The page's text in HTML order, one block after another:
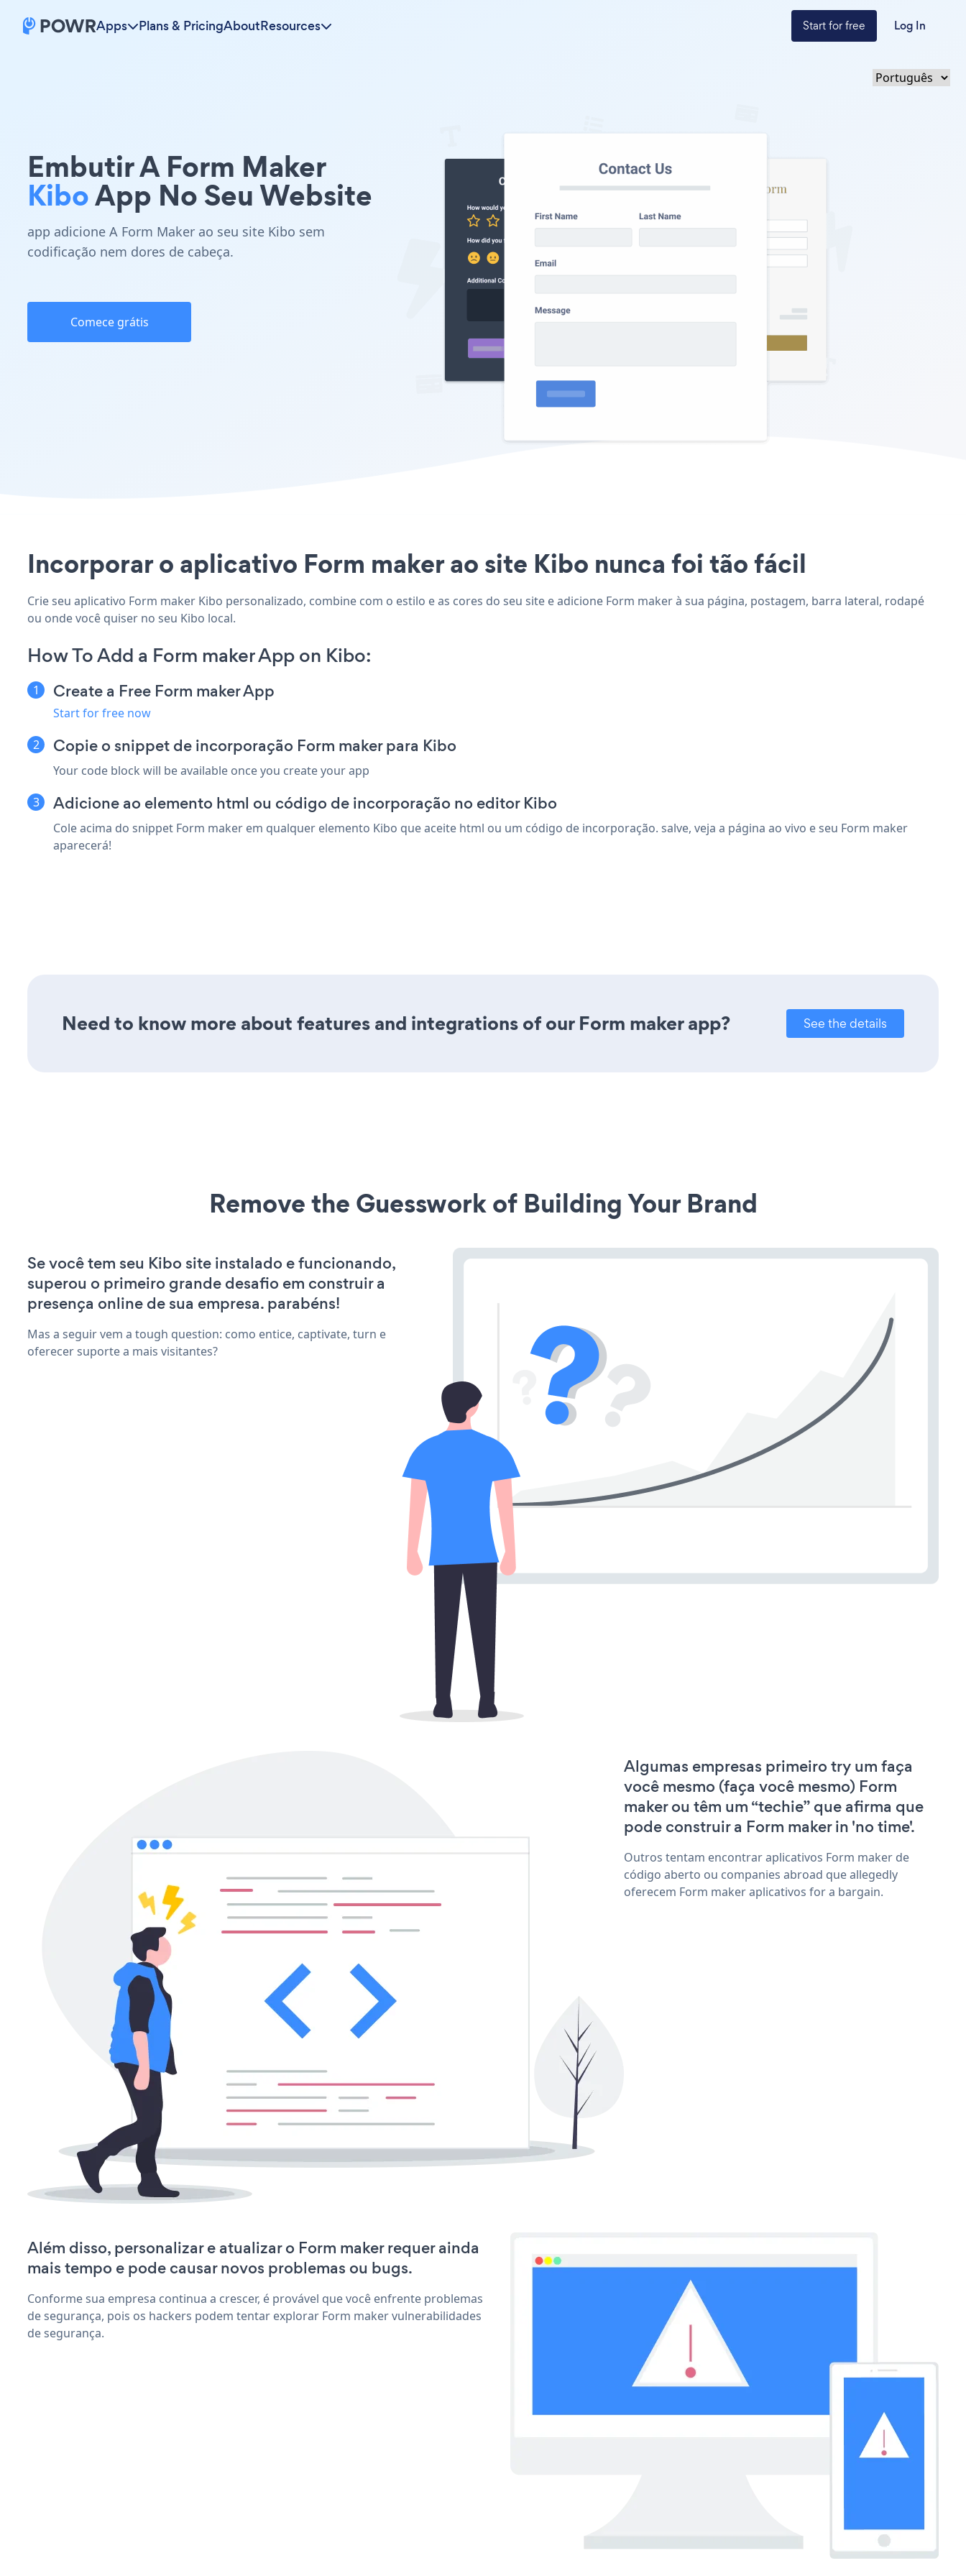
Apps Plans & PricingAboutResources Start for free Log In
Embutir A Form Maker
KiboApp No Seu Website
app adicione A Form Maker ao seu site Kibo sem
codificação nem dores de cabeça.
Comece grátis
Incorporar o aplicativo Form maker ao site Kibo nunca foi tão fácil
Crie seu aplicativo Form maker Kibo personalizado, combine com o estilo e as cores do seu site e adicione Form maker à sua página, postagem, barra lateral, rodapé
ou onde você quiser no seu Kibo local.
How To Add a Form maker App on Kibo:
Create a Free Form maker App
Start for free now
Copie o snippet de incorporação Form maker para Kibo
Your code block will be available once you create your app
Adicione ao elemento html ou código de incorporação no editor Kibo
Cole acima do snippet Form maker em qualquer elemento Kibo que aceite html ou um código de incorporação. salve, veja a página ao vivo e seu Form maker
aparecerá!
Need to know more about features and integrations of our Form maker app? See the details
Remove the Guesswork of Building Your Brand
Se você tem seu Kibo site instalado e funcionando,
superou o primeiro grande desafio em construir a
presença online de sua empresa. parabéns!
Mas a seguir vem a tough question: como entice, captivate, turn e
oferecer suporte a mais visitantes?
Algumas empresas primeiro try um faça
você mesmo (faça você mesmo) Form
maker ou têm um “techie” que afirma que
pode construir a Form maker in 'no time'.
Outros tentam encontrar aplicativos Form maker de
código aberto ou companies abroad que allegedly
oferecem Form maker aplicativos for a bargain.
Além disso, personalizar e atualizar o Form maker requer ainda
mais tempo e pode causar novos problemas ou bugs.
Conforme sua empresa continua a crescer, é provável que você enfrente problemas
de segurança, pois os hackers podem tentar explorar Form maker vulnerabilidades
de segurança.